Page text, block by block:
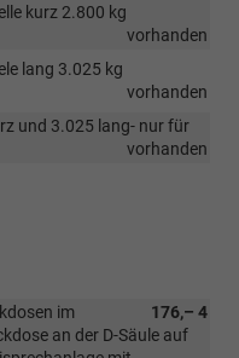
kurz 2.800 kg
vorhanden
lang 3.025 kg
vorhanden
und 3.025 lang- nur für
vorhanden
176,– 4
im
an der D-Säule auf